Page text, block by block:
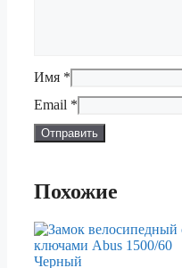
Имя *
Email *
Похожие